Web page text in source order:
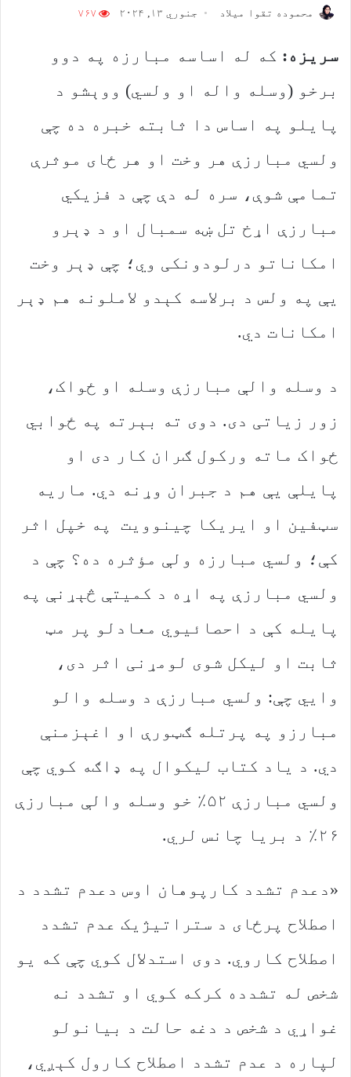
محموده تقوا میلاد جنوري ۱۳, ۲۰۲۴ ۷۶۷
سریزه: که له اساسه مبارزه په دوو
برخو (وسله واله او ولسي) ووېشو د
پایلو په اساس دا ثابته خبره ده چې
ولسي مبارزې هر وخت او هر ځای موثرې
تمامې شوې، سره له دې چې د فزیکي
مبارزې اړخ تل ښه سمبال او د ډېرو
امکاناتو درلودونکی وي؛ چې ډېر وخت
یې په ولس د برلاسه کېدو لاملونه هم ډېر
امکانات دي.
د وسله والې مبارزې وسله او ځواک،
زور زیاتی دی. دوی ته بېرته په ځوابي
ځواک ماته ورکول ګران کار دی او
پایلې یې هم د جبران وړنه دي. ماریه
سټفین او ایریکا چینوویت په خپل اثر
کې؛ ولسي مبارزه ولې مؤثره ده؟ چې د
ولسي مبارزې په اړه د کمیتې څېړنې په
پایله کې د احصائیوي معادلو پر مټ
ثابت او لیکل شوی لومړنی اثر دی،
وايي چې: ولسي مبارزې د وسله والو
مبارزو په پرتله ګټورې او اغېزمنې
دي. د یاد کتاب لیکوال په ډاګه کوي چې
ولسي مبارزې ۵۲٪ خو وسله والې مبارزې
۲۶٪ د بریا چانس لري.
«دعدم تشدد کارپوهان اوس دعدم تشدد د
اصطلاح پرځای د ستراتیژیک عدم تشدد
اصطلاح کاروي. دوی استدلال کوي چې که یو
شخص له تشدده کرکه کوي او تشدد نه
غواړي د شخص د دغه حالت د بیانولو
لپاره د عدم تشدد اصطلاح کارول کېږي،